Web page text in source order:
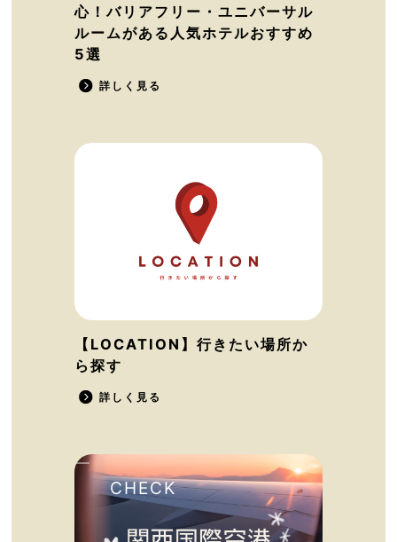
心！バリアフリー・ユニバーサル
ルームがある人気ホテルおすすめ
5選
詳しく見る
【LOCATION】行きたい場所か
ら探す
詳しく見る